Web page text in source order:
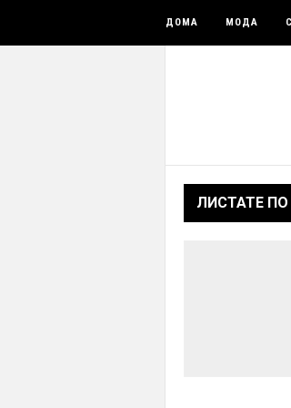
ДОМА МОДА
ЛИСТАТЕ ПО